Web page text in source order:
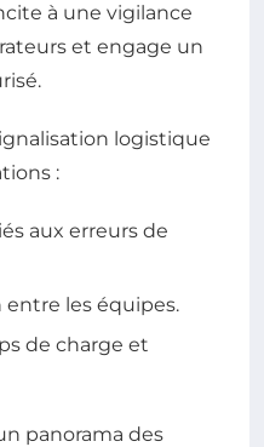
à une vigilance
et engage un
logistique
:
aux erreurs de
les équipes.
de charge et
panorama des